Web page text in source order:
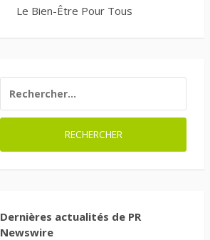
Le Bien-Être Pour Tous
Dernières actualités de PR
Newswire